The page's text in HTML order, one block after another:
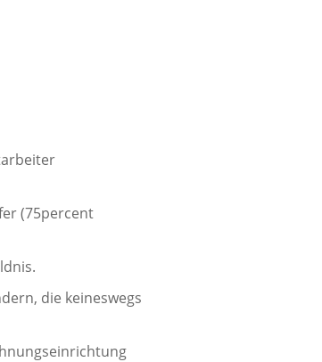
(75percent
die keineswegs